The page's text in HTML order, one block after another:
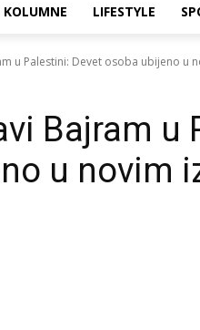
KOLUMNE LIFESTYLE
u Palestini: Devet osoba ubijeno u
Bajram u
u novim